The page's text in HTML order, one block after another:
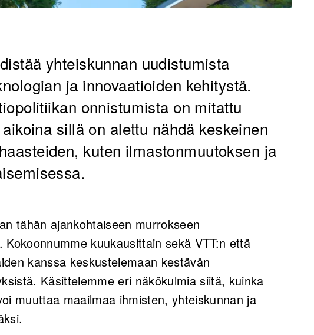
yhteiskunnan uudistumista
ja innovaatioiden kehitystä.
onnistumista on mitattu
sillä on alettu nähdä keskeinen
kuten ilmastonmuutoksen ja
tähän ajankohtaiseen murrokseen
Kokoonnumme kuukausittain sekä VTT:n että
kanssa keskustelemaan kestävän
Käsittelemme eri näkökulmia siitä, kuinka
muuttaa maailmaa ihmisten, yhteiskunnan ja